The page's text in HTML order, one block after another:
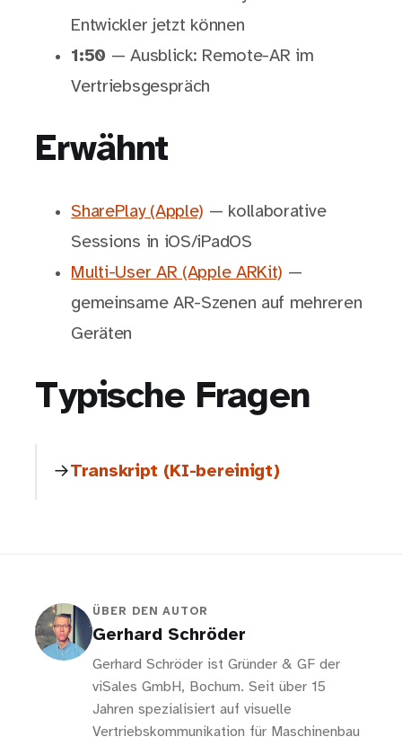
Entwickler jetzt können
1:50 — Ausblick: Remote-AR im
Vertriebsgespräch
Erwähnt
SharePlay (Apple) — kollaborative
Sessions in iOS/iPadOS
Multi-User AR (Apple ARKit) —
gemeinsame AR-Szenen auf mehreren
Geräten
Typische Fragen
Transkript (KI-bereinigt)
ÜBER DEN AUTOR
Gerhard Schröder
Gerhard Schröder ist Gründer & GF der
viSales GmbH, Bochum. Seit über 15
Jahren spezialisiert auf visuelle
Vertriebskommunikation für Maschinenbau